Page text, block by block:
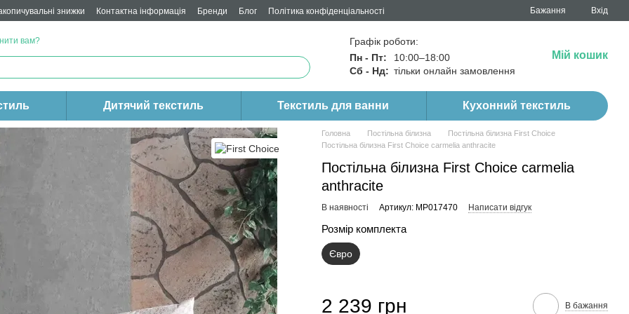
знижки Контактна інформація Бренди Блог
Політика конфіденціальності
Бажання Вхід
вам?
Графік роботи:
Пн - Пт:
10:00–18:00
Сб - Нд: тільки онлайн замовлення
Мій кошик
Дитячий текстиль Текстиль для ванни Кухонний текстиль
Головна Постільна білизна
Постільна білизна First Choice
Постільна білизна First Сhoice carmelia anthracite
Постільна білизна First Сhoice carmelia
anthracite
В наявності Артикул: MP017470 Написати відгук
Розмір комплекта
Євро
2 239 грн В бажання